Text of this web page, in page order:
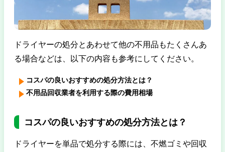
ドライヤーの処分とあわせて他の不用品もたくさんあ
る場合などは、以下の内容も参考にしてください。
コスパの良いおすすめの処分方法とは？
不用品回収業者を利用する際の費用相場
コスパの良いおすすめの処分方法とは？
ドライヤーを単品で処分する際には、不燃ゴミや回収